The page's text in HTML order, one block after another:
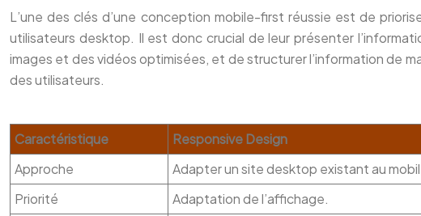
L’une des clés d’une conception mobile-first réussie est de
utilisateurs desktop. Il est donc crucial de leur présenter
images et des vidéos optimisées, et de structurer l’information de
des utilisateurs.
Caractéristique Responsive Design
Approche
Adapter un site desktop existant au
Priorité
Adaptation de l’affichage.